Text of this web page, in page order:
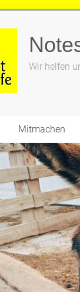
Wir helfen
Mitmachen